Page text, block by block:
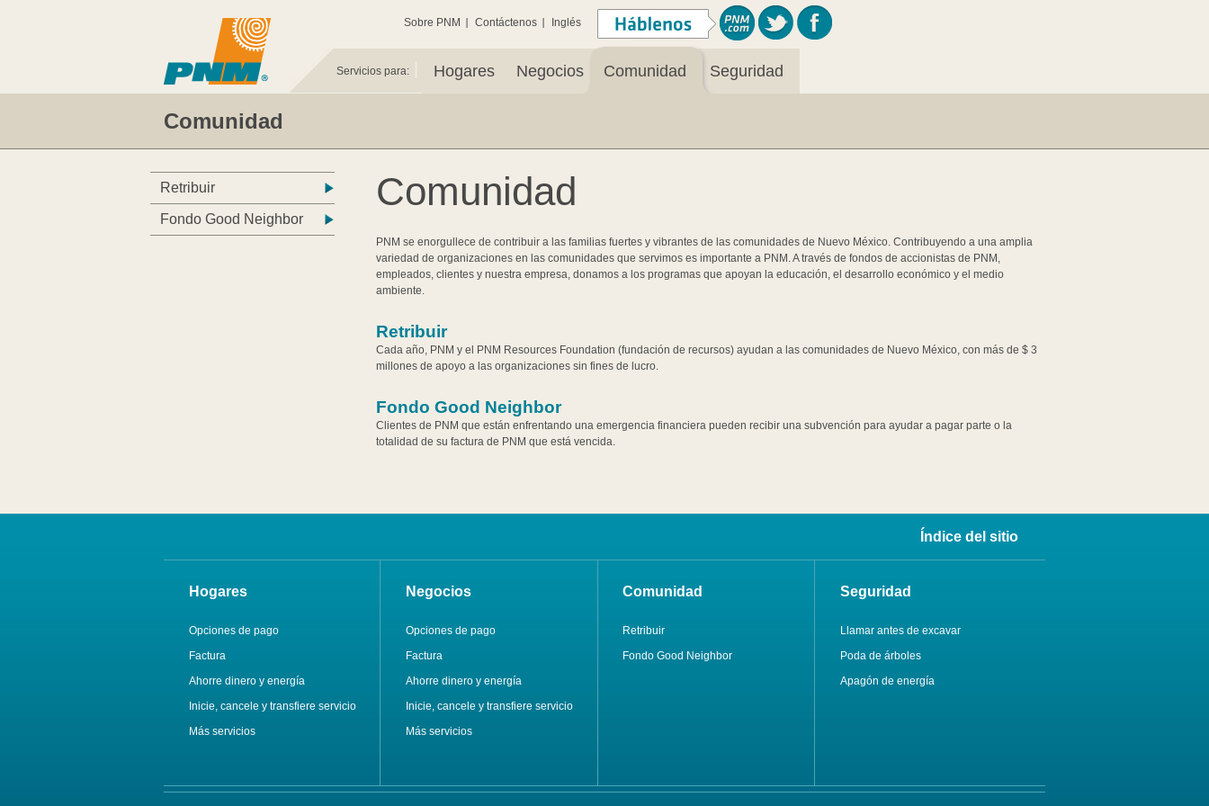
Sobre PNM Contáctenos Inglés
Servicios para: Hogares Negocios Comunidad Seguridad
Comunidad
Retribuir
Fondo Good Neighbor
Comunidad
PNM se enorgullece de contribuir a las familias fuertes y vibrantes de las comunidades de Nuevo México. Contribuyendo a una amplia
variedad de organizaciones en las comunidades que servimos es importante a PNM. A través de fondos de accionistas de PNM,
empleados, clientes y nuestra empresa, donamos a los programas que apoyan la educación, el desarrollo económico y el medio
ambiente.
Retribuir
Cada año, PNM y el PNM Resources Foundation (fundación de recursos) ayudan a las comunidades de Nuevo México, con más de $ 3
millones de apoyo a las organizaciones sin fines de lucro.
Fondo Good Neighbor
Clientes de PNM que están enfrentando una emergencia financiera pueden recibir una subvención para ayudar a pagar parte o la
totalidad de su factura de PNM que está vencida.
Índice del sitio
Hogares
Opciones de pago
Factura
Ahorre dinero y energía
Inicie, cancele y transfiere servicio
Más servicios
Negocios
Opciones de pago
Factura
Ahorre dinero y energía
Inicie, cancele y transfiere servicio
Más servicios
Comunidad
Retribuir
Fondo Good Neighbor
Seguridad
Llamar antes de excavar
Poda de árboles
Apagón de energía